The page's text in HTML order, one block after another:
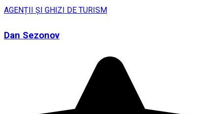
AGENȚII ȘI GHIZI DE TURISM
Dan Sezonov